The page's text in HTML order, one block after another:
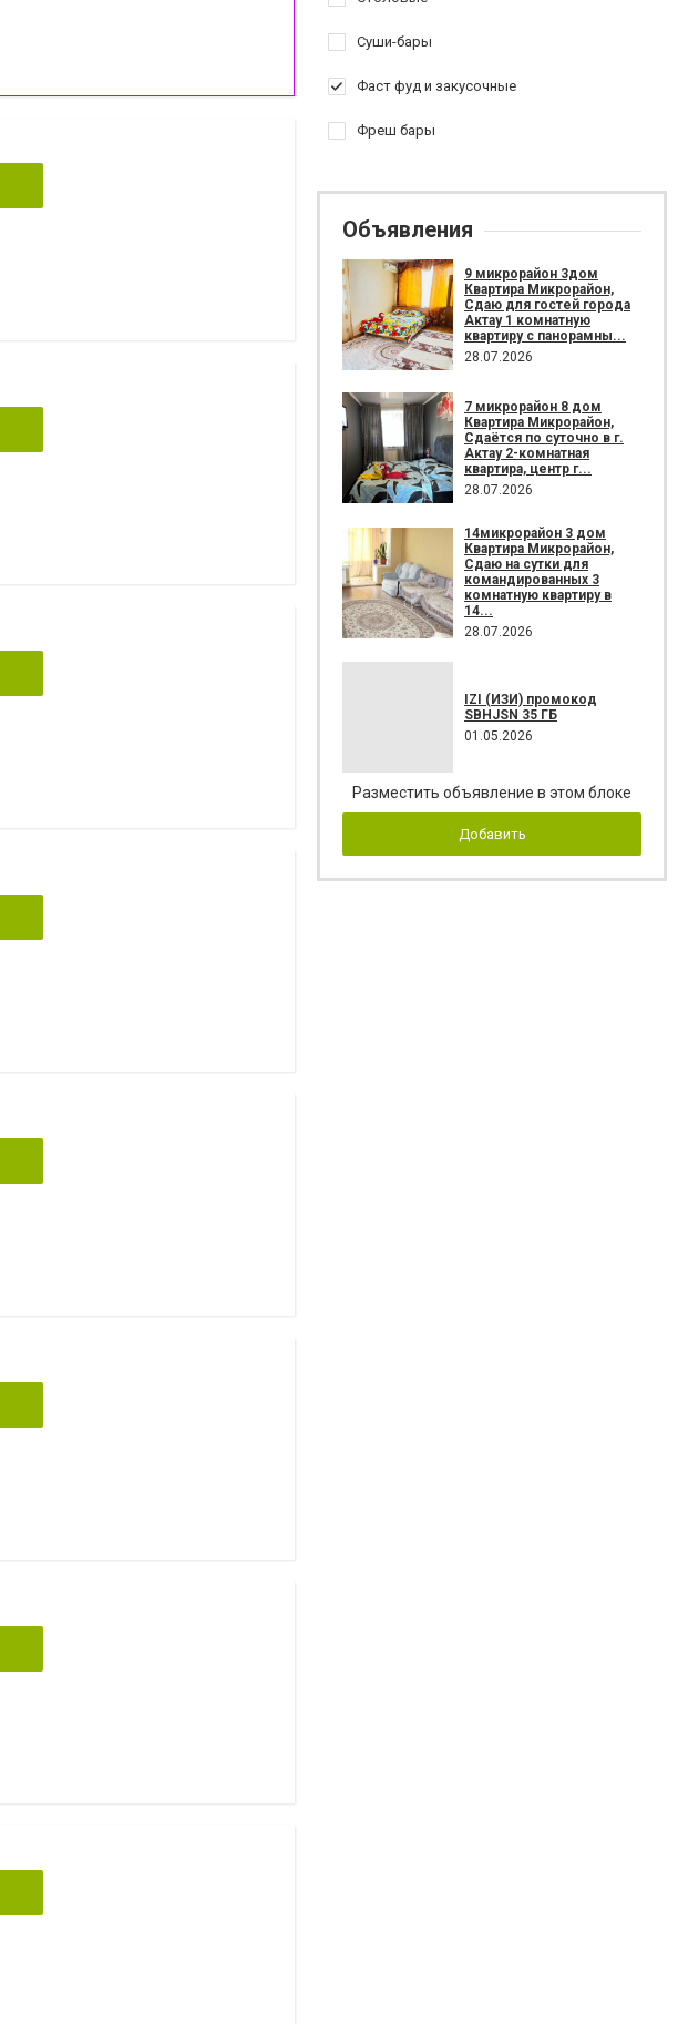
Суши-бары
Фаст фуд и закусочные
Фреш бары
Объявления
9 микрорайон 3дом
Квартира Микрорайон,
Сдаю для гостей города
Актау 1 комнатную
квартиру с панорамны...
28.07.2026
7 микрорайон 8 дом
Квартира Микрорайон,
Сдаётся по суточно в г.
Актау 2-комнатная
квартира, центр г...
28.07.2026
14микрорайон 3 дом
Квартира Микрорайон,
Сдаю на сутки для
командированных 3
комнатную квартиру в
14...
28.07.2026
IZI (ИЗИ) промокод
SBHJSN 35 ГБ
01.05.2026
Разместить объявление в этом блоке
Добавить